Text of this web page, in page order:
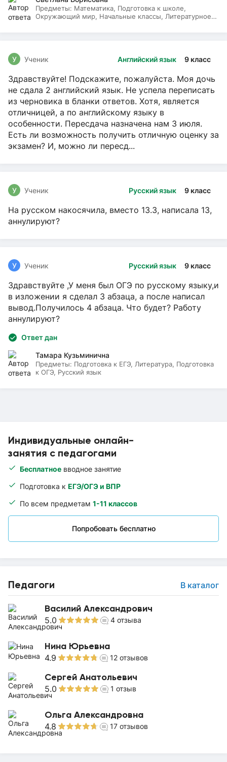
Индивидуальные онлайн-
занятия с педагогами
Бесплатное вводное занятие
Подготовка к ЕГЭ/ОГЭ и ВПР
По всем предметам 1-11 классов
Попробовать бесплатно
Педагоги В каталог
Василий Александрович
5.0 4 отзыва
Нина Юрьевна
4.9 12 отзывов
Сергей Анатольевич
5.0 1 отзыв
Ольга Александровна
4.8 17 отзывов
Предметы: Математика, Подготовка к школе,
Окружающий мир, Начальные классы, Литературное
Английский язык 9 класс
У Ученик
Здравствуйте! Подскажите, пожалуйста. Моя дочь
не сдала 2 английский язык. Не успела переписать
из черновика в бланки ответов. Хотя, является
отличницей, а по английскому языку в
особенности. Пересдача назначена нам 3 июля.
Есть ли возможность получить отличную оценку за
экзамен? И, можно ли пересд...
Русский язык 9 класс
У Ученик
На русском накосячила, вместо 13.3, написала 13,
аннулируют?
Русский язык 9 класс
У Ученик
Здравствуйте ,У меня был ОГЭ по русскому языку,и
в изложении я сделал 3 абзаца, а после написал
вывод.Получилось 4 абзаца. Что будет? Работу
аннулируют?
Ответ дан
Тамара Кузьминична
Предметы: Подготовка к ЕГЭ, Литература, Подготовка
к ОГЭ, Русский язык